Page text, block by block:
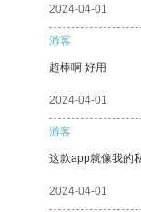
2024-04-01
游客
超棒啊 好用
2024-04-01
游客
这款app就像我的
2024-04-01